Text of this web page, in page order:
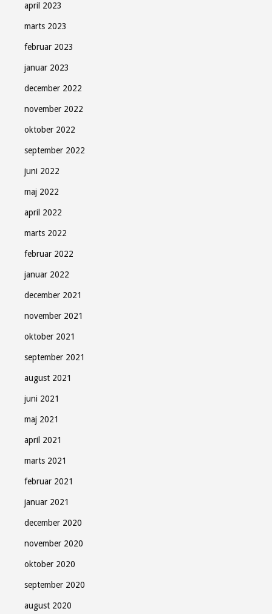
april 2023
marts 2023
februar 2023
januar 2023
december 2022
november 2022
oktober 2022
september 2022
juni 2022
maj 2022
april 2022
marts 2022
februar 2022
januar 2022
december 2021
november 2021
oktober 2021
september 2021
august 2021
juni 2021
maj 2021
april 2021
marts 2021
februar 2021
januar 2021
december 2020
november 2020
oktober 2020
september 2020
august 2020